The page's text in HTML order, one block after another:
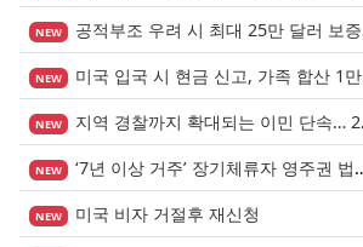
NEW 공적부조 우려 시 최대 25만 달러 보증금? 영주권 심사의 새로운 변수
NEW 미국 입국 시 현금 신고, 가족 합산 1만 달러가 기준입니다.
NEW 지역 경찰까지 확대되는 이민 단속… 287(g) 프로그램의 대대적 확장
NEW ‘7년 이상 거주’ 장기체류자 영주권 법안 재추진… 현실화될 수 있을까?
NEW 미국 비자 거절후 재신청